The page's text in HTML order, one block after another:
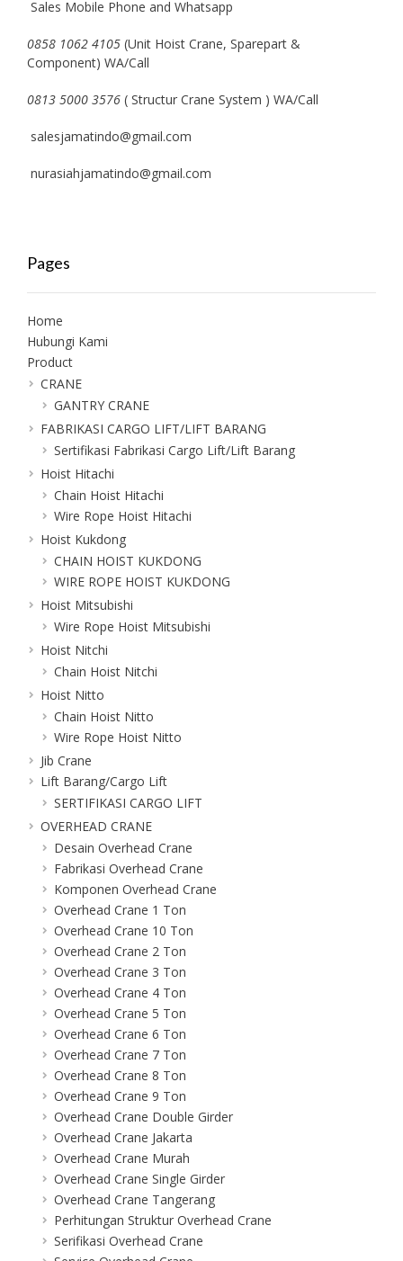
Sales Mobile Phone and Whatsapp
0858 1062 4105 (Unit Hoist Crane, Sparepart &
Component) WA/Call
0813 5000 3576 ( Structur Crane System ) WA/Call
salesjamatindo@gmail.com
nurasiahjamatindo@gmail.com
Pages
Home
Hubungi Kami
Product
CRANE
GANTRY CRANE
FABRIKASI CARGO LIFT/LIFT BARANG
Sertifikasi Fabrikasi Cargo Lift/Lift Barang
Hoist Hitachi
Chain Hoist Hitachi
Wire Rope Hoist Hitachi
Hoist Kukdong
CHAIN HOIST KUKDONG
WIRE ROPE HOIST KUKDONG
Hoist Mitsubishi
Wire Rope Hoist Mitsubishi
Hoist Nitchi
Chain Hoist Nitchi
Hoist Nitto
Chain Hoist Nitto
Wire Rope Hoist Nitto
Jib Crane
Lift Barang/Cargo Lift
SERTIFIKASI CARGO LIFT
OVERHEAD CRANE
Desain Overhead Crane
Fabrikasi Overhead Crane
Komponen Overhead Crane
Overhead Crane 1 Ton
Overhead Crane 10 Ton
Overhead Crane 2 Ton
Overhead Crane 3 Ton
Overhead Crane 4 Ton
Overhead Crane 5 Ton
Overhead Crane 6 Ton
Overhead Crane 7 Ton
Overhead Crane 8 Ton
Overhead Crane 9 Ton
Overhead Crane Double Girder
Overhead Crane Jakarta
Overhead Crane Murah
Overhead Crane Single Girder
Overhead Crane Tangerang
Perhitungan Struktur Overhead Crane
Serifikasi Overhead Crane